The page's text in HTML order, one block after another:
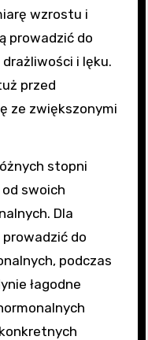
wzrostu i
prowadzić do
i lęku.
przed
ze zwiększonymi
stopni
swoich
Dla
do
podczas
łagodne